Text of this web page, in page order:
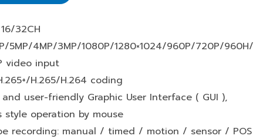
32CH
5MP/4MP/3MP/1080P/1280×1024/960P/720P/960H/
video input
H.265/H.264 coding
user-friendly Graphic User Interface ( GUI ),
style operation by mouse
recording: manual / timed / motion / sensor / POS